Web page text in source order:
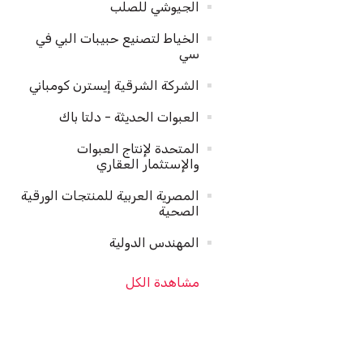
الجيوشي للصلب
الخياط لتصنيع حبيبات البي في
سي
الشركة الشرقية إيسترن كومباني
العبوات الحديثة - دلتا باك
المتحدة لإنتاج العبوات
والإستثمار العقاري
المصرية العربية للمنتجات الورقية
الصحية
المهندس الدولية
مشاهدة الكل